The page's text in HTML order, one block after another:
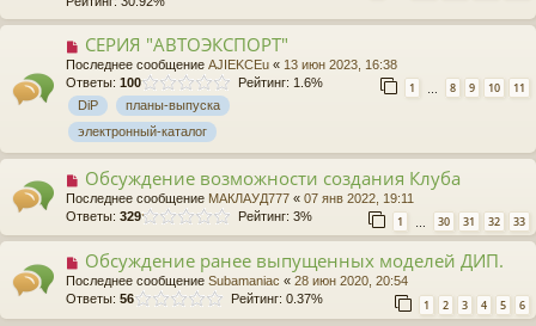
СЕРИЯ "АВТОЭКСПОРТ"
Последнее сообщение AJIEKCEu « 13 июн 2023, 16:38
Ответы: 100 1 … 8 9 10 11
Рейтинг: 1.6%
DiP
планы-выпуска
электронный-каталог
Обсуждение возможности создания Клуба
Последнее сообщение МАКЛАУД777 « 07 янв 2022, 19:11
Ответы: 329 1 … 30 31 32 33
Рейтинг: 3%
Обсуждение ранее выпущенных моделей ДИП.
Последнее сообщение Subamaniac « 28 июн 2020, 20:54
Ответы: 56 1 2 3 4 5 6
Рейтинг: 0.37%